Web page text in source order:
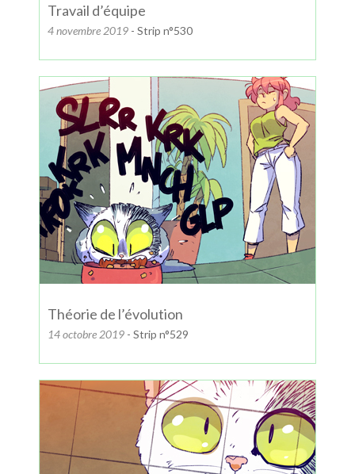
Travail d’équipe
4 novembre 2019 - Strip n°530
Théorie de l’évolution
14 octobre 2019 - Strip n°529